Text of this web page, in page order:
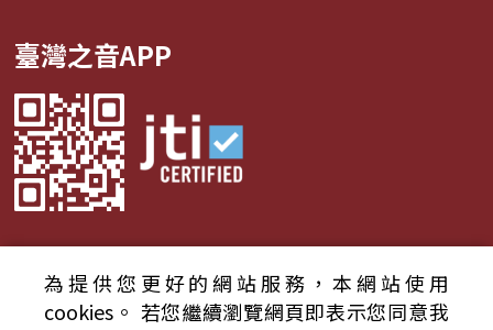
臺灣之音APP
© 2024財團法人中央廣播電臺 版權所有
為提供您更好的網站服務，本網站使用
cookies。 若您繼續瀏覽網頁即表示您同意我